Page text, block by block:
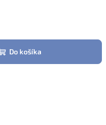
Do košíka